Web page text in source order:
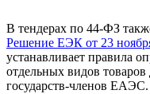
В тендерах по 44-ФЗ
Решение ЕЭК от 23
устанавливает правила
отдельных видов товаров
государств-членов ЕАЭС.